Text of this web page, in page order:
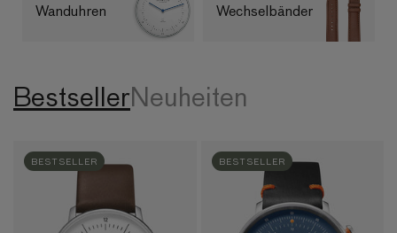
Wanduhren Wechsel­bänder
BestsellerNeuheiten
BESTSELLER BESTSELLER